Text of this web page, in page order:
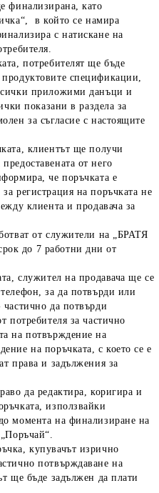
финализирана, като
в който се намира
с натискане на
потребителят ще бъде
спецификации,
приложими данъци и
показани в раздела за
за съгласие с настоящите
клиентът ще получи
от него
че поръчката е
регистрация на поръчката не
клиента и продавача за
от служители на „БРАТЯ
до 7 работни дни от
служител на продавача ще се
за да потвърди или
да потвърди
потребителя за частично
на потвърждение на
на поръчката, с което се е
права и задължения за
да редактира, коригира и
използвайки
момента на финализиране на
купувачът изрично
потвърждаване на
ще бъде задължен да плати